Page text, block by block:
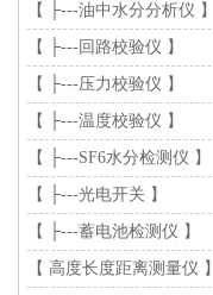
【 ├---油中水分分析仪 】
【 ├---回路校验仪 】
【 ├---压力校验仪 】
【 ├---温度校验仪 】
【 ├---SF6水分检测仪 】
【 ├---光电开关 】
【 ├---蓄电池检测仪 】
【 高度长度距离测量仪 】